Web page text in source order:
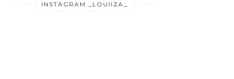
INSTAGRAM _LOUIIZA_